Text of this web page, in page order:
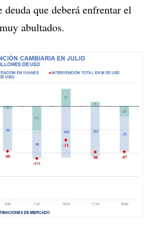
que deberá enfrentar el
abultados.